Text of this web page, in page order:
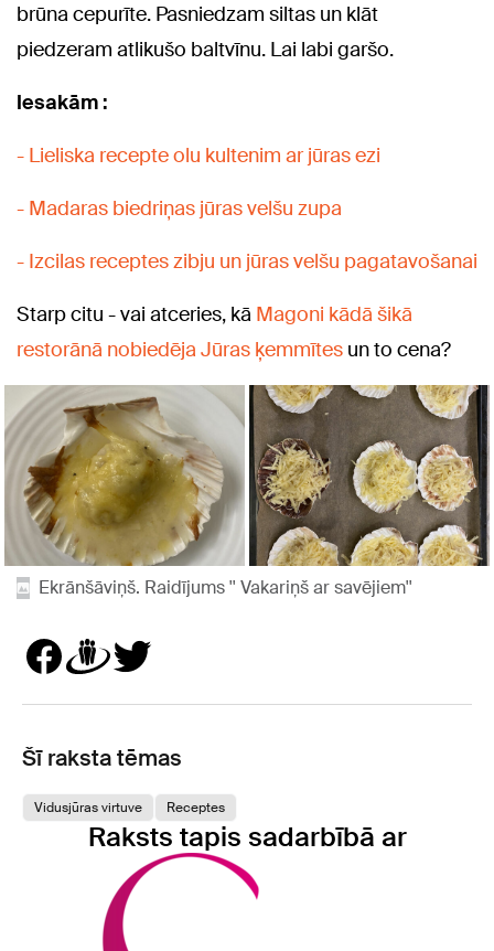
brūna cepurīte. Pasniedzam siltas un klāt
piedzeram atlikušo baltvīnu. Lai labi garšo.
Iesakām :
- Lieliska recepte olu kultenim ar jūras ezi
- Madaras biedriņas jūras velšu zupa
- Izcilas receptes zibju un jūras velšu pagatavošanai
Starp citu - vai atceries, kā Magoni kādā šikā
restorānā nobiedēja Jūras ķemmītes un to cena?
Ekrānšāviņš. Raidījums '' Vakariņš ar savējiem''
Šī raksta tēmas
Vidusjūras virtuve Receptes
Raksts tapis sadarbībā ar